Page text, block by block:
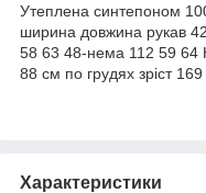
Утеплена синтепоном
ширина довжина рукав
58 63 48-нема 112 59 64
88 см по грудях зріст
Характеристики